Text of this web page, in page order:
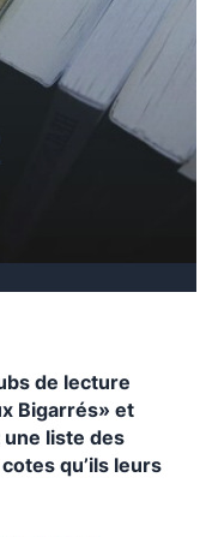
de lecture
Bigarrés» et
liste des
qu’ils leurs